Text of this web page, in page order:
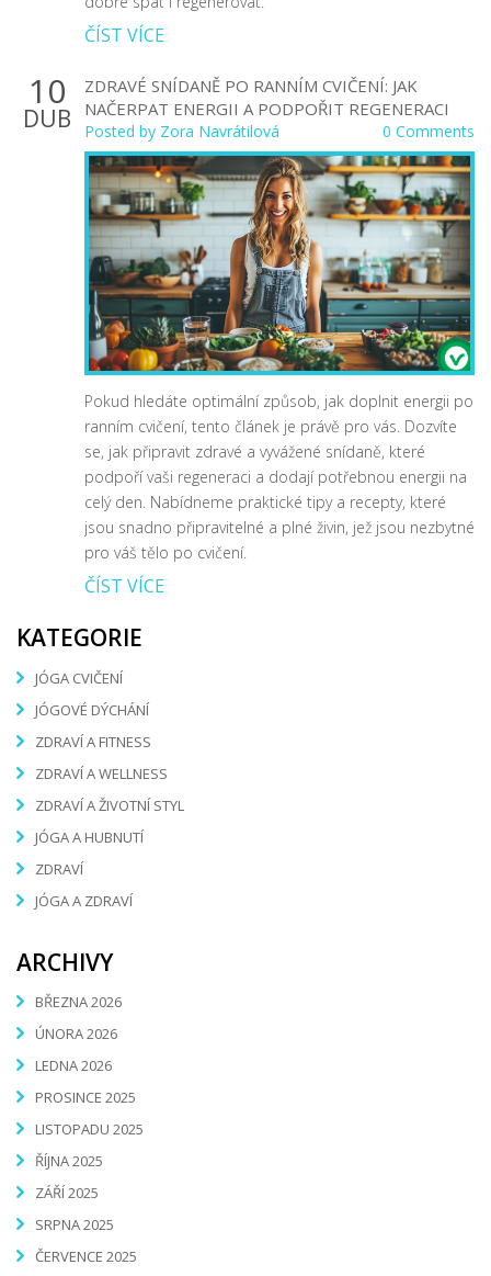
ČÍST VÍCE
10
DUB
ZDRAVÉ SNÍDANĚ PO RANNÍM CVIČENÍ: JAK
NAČERPAT ENERGII A PODPOŘIT REGENERACI
Posted by Zora Navrátilová 0 Comments
Pokud hledáte optimální způsob, jak doplnit energii po
ranním cvičení, tento článek je právě pro vás. Dozvíte
se, jak připravit zdravé a vyvážené snídaně, které
podpoří vaši regeneraci a dodají potřebnou energii na
celý den. Nabídneme praktické tipy a recepty, které
jsou snadno připravitelné a plné živin, jež jsou nezbytné
pro váš tělo po cvičení.
ČÍST VÍCE
KATEGORIE
JÓGA CVIČENÍ
JÓGOVÉ DÝCHÁNÍ
ZDRAVÍ A FITNESS
ZDRAVÍ A WELLNESS
ZDRAVÍ A ŽIVOTNÍ STYL
JÓGA A HUBNUTÍ
ZDRAVÍ
JÓGA A ZDRAVÍ
ARCHIVY
BŘEZNA 2026
ÚNORA 2026
LEDNA 2026
PROSINCE 2025
LISTOPADU 2025
ŘÍJNA 2025
ZÁŘÍ 2025
SRPNA 2025
ČERVENCE 2025